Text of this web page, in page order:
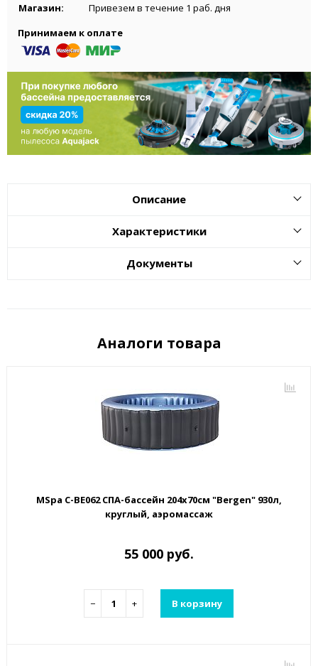
Магазин:
Привезем в течение 1 раб. дня
Принимаем к оплате
Описание
Характеристики
Документы
Аналоги товара
MSpa C-BE062 СПА-бассейн 204х70см "Bergen" 930л,
круглый, аэромассаж
55 000 руб.
− + В корзину